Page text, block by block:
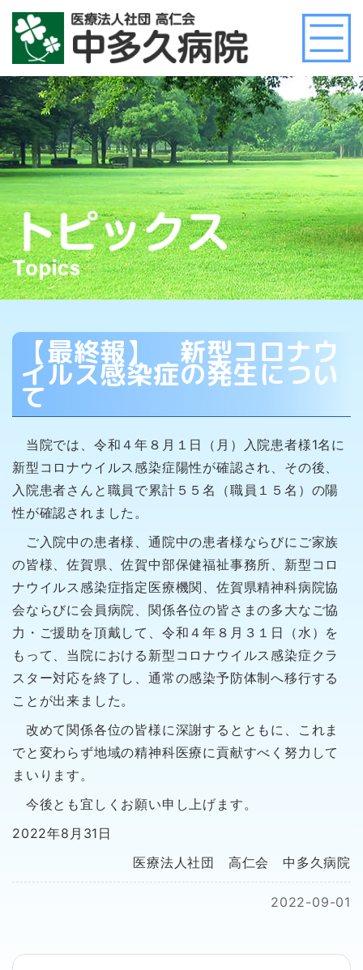
【最終報】 新型コロナウ
イルス感染症の発生につい
て
当院では、令和４年８月１日（月）入院患者様1名に
新型コロナウイルス感染症陽性が確認され、その後、
入院患者さんと職員で累計５５名（職員１５名）の陽
性が確認されました。
ご入院中の患者様、通院中の患者様ならびにご家族
の皆様、佐賀県、佐賀中部保健福祉事務所、新型コロ
ナウイルス感染症指定医療機関、佐賀県精神科病院協
会ならびに会員病院、関係各位の皆さまの多大なご協
力・ご援助を頂戴して、令和４年８月３１日（水）を
もって、当院における新型コロナウイルス感染症クラ
スター対応を終了し、通常の感染予防体制へ移行する
ことが出来ました。
改めて関係各位の皆様に深謝するとともに、これま
でと変わらず地域の精神科医療に貢献すべく努力して
まいります。
今後とも宜しくお願い申し上げます。
2022年8月31日
医療法人社団 高仁会 中多久病院
2022-09-01